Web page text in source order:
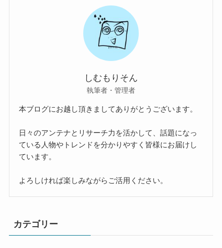
しむもりそん
執筆者・管理者
本ブログにお越し頂きましてありがとうございます。
日々のアンテナとリサーチ力を活かして、話題になっ
ている人物やトレンドを分かりやすく皆様にお届けし
ています。
よろしければ楽しみながらご活用ください。
カテゴリー